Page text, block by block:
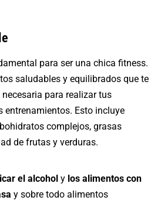
para ser una chica fitness.
saludables y equilibrados que te
para realizar tus
entrenamientos. Esto incluye
complejos, grasas
de frutas y verduras.
el alcohol y los alimentos con
y sobre todo alimentos